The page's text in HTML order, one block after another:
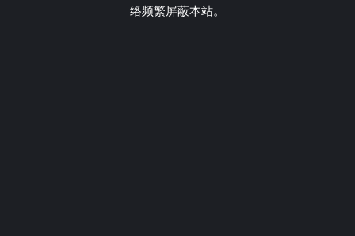
络频繁屏蔽本站。